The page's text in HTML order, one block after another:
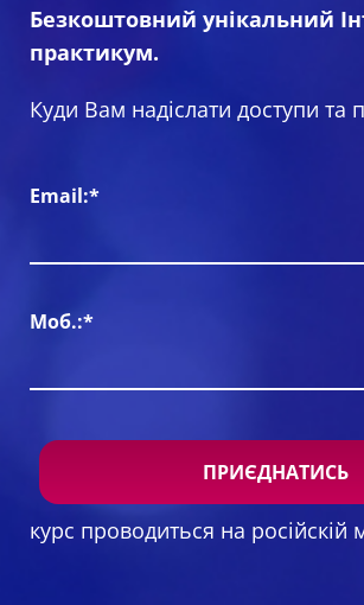
Безкоштовний унікальний
практикум.
Куди Вам надіслати доступи та
Email:*
Моб.:*
курс проводиться на російскій